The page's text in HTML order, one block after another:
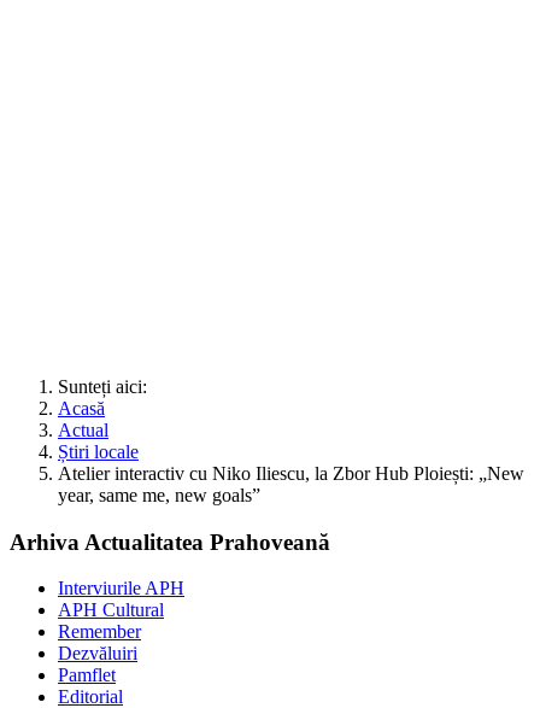
Sunteți aici:
Acasă
Actual
Știri locale
Atelier interactiv cu Niko Iliescu, la Zbor Hub Ploiești: „New
year, same me, new goals”
Arhiva Actualitatea Prahoveană
Interviurile APH
APH Cultural
Remember
Dezvăluiri
Pamflet
Editorial